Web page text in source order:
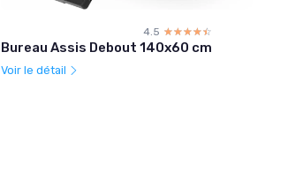
4.5 ☆☆☆☆☆
★★★★★
Bureau Assis Debout 140x60 cm
Voir le détail